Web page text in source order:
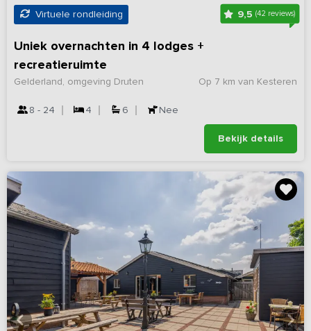
Virtuele rondleiding 9,5(42 reviews)
Uniek overnachten in 4 lodges +
recreatieruimte
Op 7 km van Kesteren
Gelderland, omgeving Druten
8 - 24 4 6 Nee
Bekijk details